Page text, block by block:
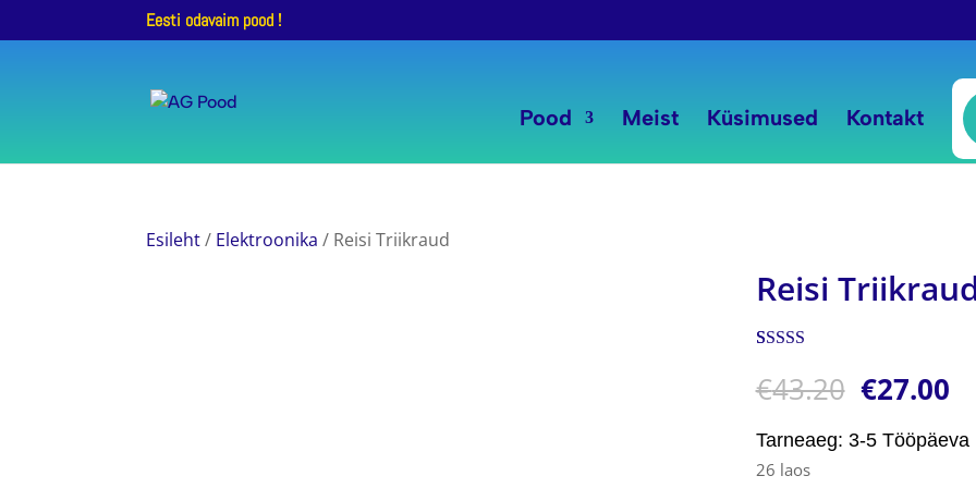
Eesti odavaim pood !
Pood Meist Küsimused Kontakt
Esileht/ Elektroonika / Reisi Triikraud
Reisi
5.00 /5
kliendi
põhjal
€43.20 €27.00
Tarneaeg: 3-5 Tööpäeva
26 laos